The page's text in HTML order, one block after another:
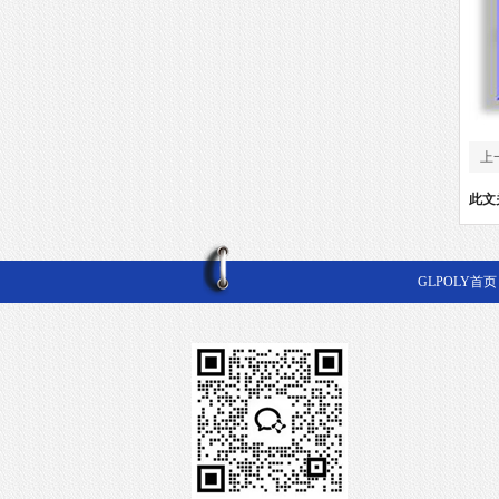
上
此文
GLPOLY首页